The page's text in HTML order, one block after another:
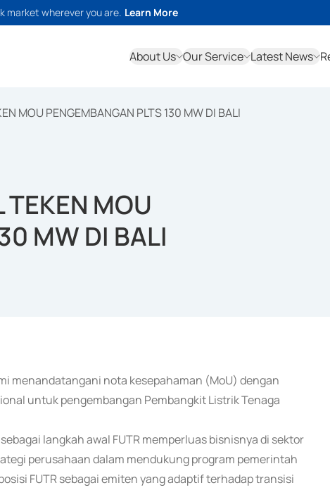
market wherever you are. Learn More
About Us Our Service Latest News
MOU PENGEMBANGAN PLTS 130 MW DI BALI
TEKEN MOU
MW DI BALI
menandatangani nota kesepahaman (MoU) dengan
untuk pengembangan Pembangkit Listrik Tenaga
langkah awal FUTR memperluas bisnisnya di sektor
perusahaan dalam mendukung program pemerintah
FUTR sebagai emiten yang adaptif terhadap transisi